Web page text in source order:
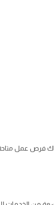
فرص عمل